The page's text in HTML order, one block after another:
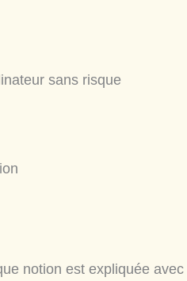
sans risque
notion est expliquée avec